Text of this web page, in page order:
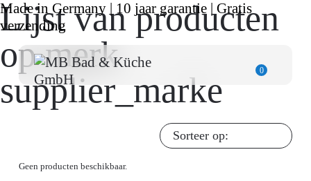
Made in Germany | 10 jaar garantie | Gratis
verzending
0
Lijst van producten
op merk
supplier_marke
Sorteer op:
Geen producten beschikbaar.